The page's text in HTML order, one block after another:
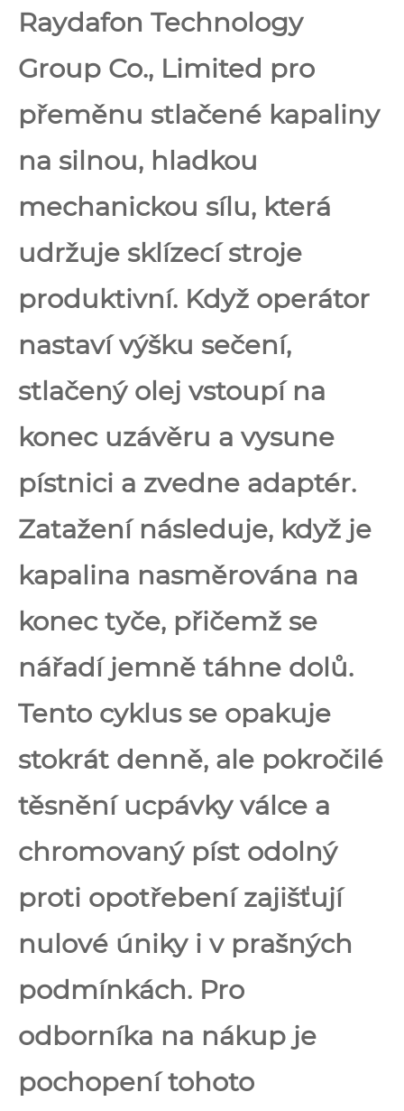
Raydafon Technology
Group Co., Limited pro
přeměnu stlačené kapaliny
na silnou, hladkou
mechanickou sílu, která
udržuje sklízecí stroje
produktivní. Když operátor
nastaví výšku sečení,
stlačený olej vstoupí na
konec uzávěru a vysune
pístnici a zvedne adaptér.
Zatažení následuje, když je
kapalina nasměrována na
konec tyče, přičemž se
nářadí jemně táhne dolů.
Tento cyklus se opakuje
stokrát denně, ale pokročilé
těsnění ucpávky válce a
chromovaný píst odolný
proti opotřebení zajišťují
nulové úniky i v prašných
podmínkách. Pro
odborníka na nákup je
pochopení tohoto